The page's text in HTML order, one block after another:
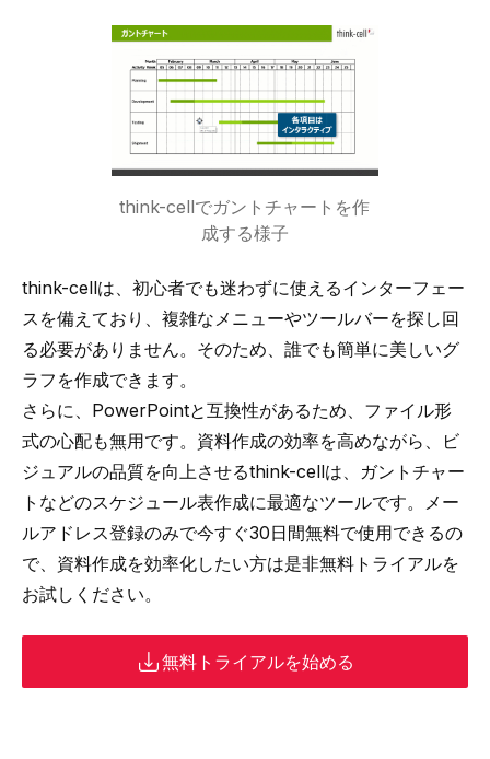
think-cellでガントチャートを作
成する様子
think-cellは、初心者でも迷わずに使えるインターフェー
スを備えており、複雑なメニューやツールバーを探し回
る必要がありません。そのため、誰でも簡単に美しいグ
ラフを作成できます。
さらに、PowerPointと互換性があるため、ファイル形
式の心配も無用です。資料作成の効率を高めながら、ビ
ジュアルの品質を向上させるthink-cellは、ガントチャー
トなどのスケジュール表作成に最適なツールです。メー
ルアドレス登録のみで今すぐ30日間無料で使用できるの
で、資料作成を効率化したい方は是非無料トライアルを
お試しください。
無料トライアルを始める